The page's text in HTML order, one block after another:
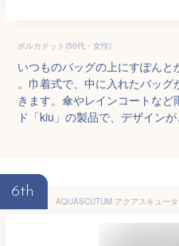
ポルカドット(50代・女性)
いつものバッグの上にすぽん
。巾着式で、中に入れたバッ
きます。傘やレインコートな
ド「kiu」の製品で、デザインが
6th